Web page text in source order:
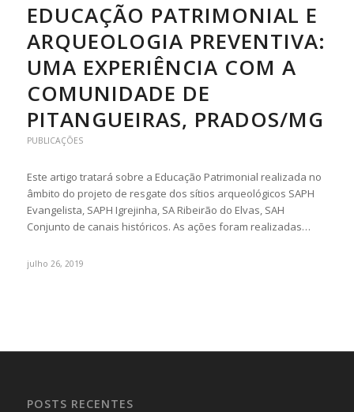
EDUCAÇÃO PATRIMONIAL E
ARQUEOLOGIA PREVENTIVA:
UMA EXPERIÊNCIA COM A
COMUNIDADE DE
PITANGUEIRAS, PRADOS/MG
PUBLICAÇÕES
Este artigo tratará sobre a Educação Patrimonial realizada no
âmbito do projeto de resgate dos sítios arqueológicos SAPH
Evangelista, SAPH Igrejinha, SA Ribeirão do Elvas, SAH
Conjunto de canais históricos. As ações foram realizadas…
julho 26, 2019
POSTS RECENTES